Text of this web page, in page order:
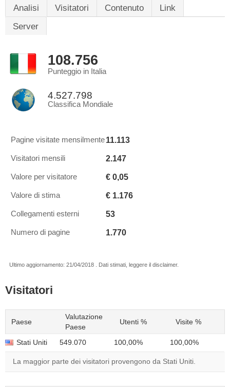
Analisi Visitatori Contenuto
Link
Server
108.756
Punteggio in Italia
4.527.798
Classifica Mondiale
Pagine visitate mensilmente11.113
Visitatori mensili 2.147
Valore per visitatore € 0,05
Valore di stima € 1.176
Collegamenti esterni 53
Numero di pagine 1.770
Ultimo aggiornamento: 21/04/2018 . Dati stimati, leggere il disclaimer.
Visitatori
Paese
Valutazione
Paese
Utenti % Visite %
Stati Uniti 549.070 100,00% 100,00%
La maggior parte dei visitatori provengono da Stati Uniti.